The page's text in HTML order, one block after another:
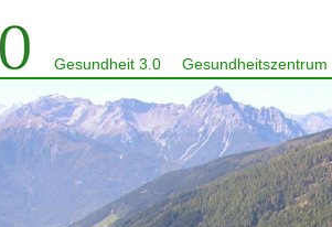
Gesundheit 3.0 Gesundheitszentrum